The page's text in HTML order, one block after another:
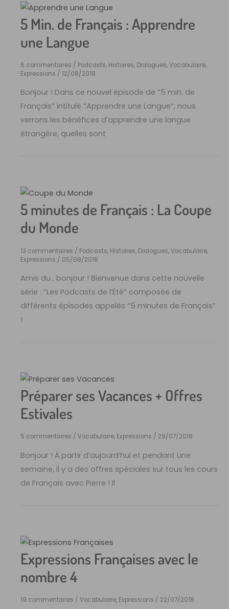
5 Min. de Français : Apprendre
une Langue
6 commentaires / Podcasts, Histoires, Dialogues,Vocabulaire,
Expressions / 12/08/2018
Bonjour ! Dans ce nouvel épisode de “5 min. de
Français” intitulé “Apprendre une Langue”, nous
verrons les bénéfices d’apprendre une langue
étrangère, quelles sont
5 minutes de Français : La Coupe
du Monde
13 commentaires / Podcasts, Histoires, Dialogues,Vocabulaire,
Expressions / 05/08/2018
Amis du , bonjour ! Bienvenue dans cette nouvelle
série : “Les Podcasts de l’Été” composée de
différents épisodes appelés “5 minutes de Français”
!
Préparer ses Vacances + Offres
Estivales
5 commentaires /Vocabulaire, Expressions / 29/07/2018
Bonjour ! À partir d’aujourd’hui et pendant une
semaine, il y a des offres spéciales sur tous les cours
de Français avec Pierre ! Il
Expressions Françaises avec le
nombre 4
19 commentaires /Vocabulaire, Expressions / 22/07/2018